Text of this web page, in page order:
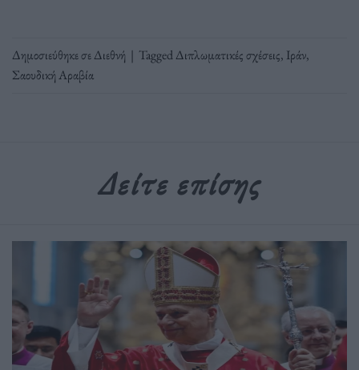
Δημοσιεύθηκε σεΔιεθνή | TaggedΔιπλωματικές σχέσεις, Ιράν,
Σαουδική Αραβία
Δείτε επίσης